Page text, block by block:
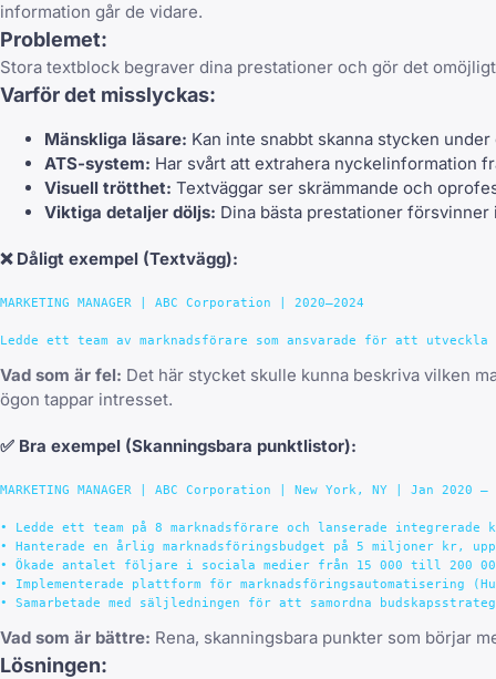
information går de vidare.
Problemet:
Stora textblock begraver dina prestationer och gör det
Varför det misslyckas:
Mänskliga läsare: Kan inte snabbt skanna stycken
ATS-system: Har svårt att extrahera nyckelinformation
Visuell trötthet: Textväggar ser skrämmande och
Viktiga detaljer döljs: Dina bästa prestationer försvinner
❌ Dåligt exempel (Textvägg):
MARKETING MANAGER | ABC Corporation | 2020–2024
Vad som är fel: Det här stycket skulle kunna beskriva vilken
ögon tappar intresset.
✅ Bra exempel (Skanningsbara punktlistor):
MARKETING MANAGER | ABC Corporation | New York, NY | Jan 2020
• Ledde ett team på 8 marknadsförare och lanserade
• Hanterade en årlig marknadsföringsbudget på 5 miljoner kr,
• Ökade antalet följare i sociala medier från 15 000 till 200 000
• Implementerade plattform för marknadsföringsautomatisering
Vad som är bättre: Rena, skanningsbara punkter som börjar
Lösningen: